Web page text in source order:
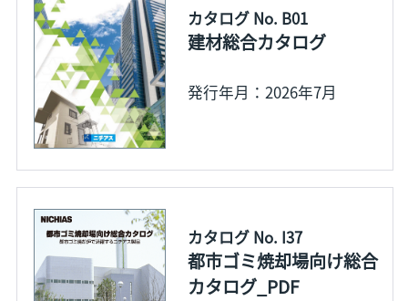
カタログ No. B01
建材総合カタログ
発行年月：2026年7月
カタログ No. I37
都市ゴミ焼却場向け総合
カタログ_PDF